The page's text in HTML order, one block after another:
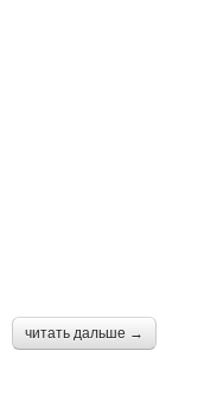
читать дальше →